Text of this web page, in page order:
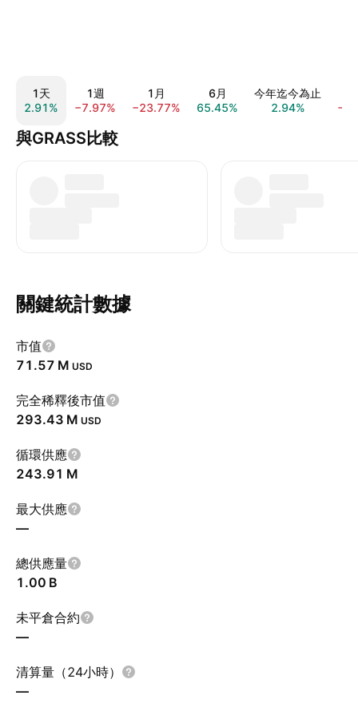
1天
2.91%
1週
−7.97%
1月
−23.77%
6月
65.45%
今年迄今為止
2.94%
與GRASS比較
關鍵統計數據
市值
‪71.57 M‬ USD
完全稀釋後市值
‪293.43 M‬ USD
循環供應
‪243.91 M‬
最大供應
—
總供應量
‪1.00 B‬
未平倉合約
—
清算量（24小時）
—